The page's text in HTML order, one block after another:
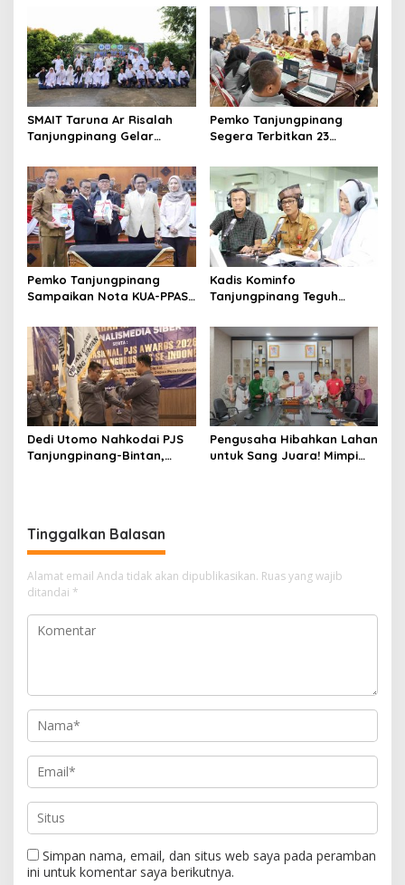
SMAIT Taruna Ar Risalah
Tanjungpinang Gelar
Tanamkan Disiplin dan Jiwa
Kepemimpinan
Pemko Tanjungpinang
Segera Terbitkan 23
Pemko Tanjungpinang
Sampaikan Nota KUA-PPAS
DPRD
Kadis Kominfo
Tanjungpinang Teguh
Warga Jadi Bahan Evaluasi
Pemerintah
Dedi Utomo Nahkodai PJS
Tanjungpinang-Bintan,
Pengusaha Hibahkan Lahan
untuk Sang Juara! Mimpi
Tinggalkan Balasan
Alamat email Anda tidak akan dipublikasikan. Ruas yang wajib
ditandai *
Simpan nama, email, dan situs web saya pada peramban
ini untuk komentar saya berikutnya.